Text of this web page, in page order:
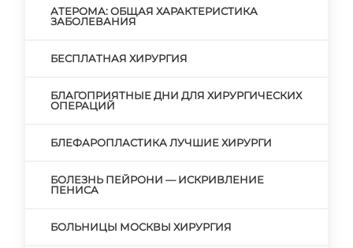
АТЕРОМА: ОБЩАЯ ХАРАКТЕРИСТИКА
ЗАБОЛЕВАНИЯ
БЕСПЛАТНАЯ ХИРУРГИЯ
БЛАГОПРИЯТНЫЕ ДНИ ДЛЯ ХИРУРГИЧЕСКИХ
ОПЕРАЦИЙ
БЛЕФАРОПЛАСТИКА ЛУЧШИЕ ХИРУРГИ
БОЛЕЗНЬ ПЕЙРОНИ — ИСКРИВЛЕНИЕ
ПЕНИСА
БОЛЬНИЦЫ МОСКВЫ ХИРУРГИЯ